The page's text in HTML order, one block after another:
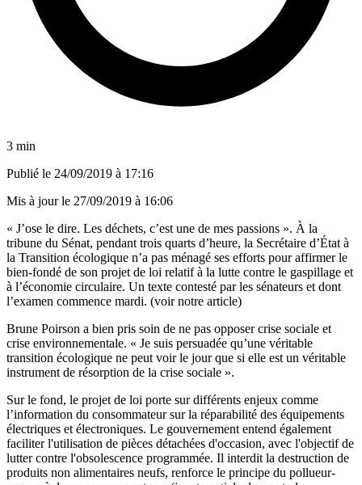
3 min
Publié le 24/09/2019 à 17:16
Mis à jour le 27/09/2019 à 16:06
« J’ose le dire. Les déchets, c’est une de mes passions ». À la
tribune du Sénat, pendant trois quarts d’heure, la Secrétaire d’État à
la Transition écologique n’a pas ménagé ses efforts pour affirmer le
bien-fondé de son projet de loi relatif à la lutte contre le gaspillage et
à l’économie circulaire. Un texte contesté par les sénateurs et dont
l’examen commence mardi. (voir notre article)
Brune Poirson a bien pris soin de ne pas opposer crise sociale et
crise environnementale. « Je suis persuadée qu’une véritable
transition écologique ne peut voir le jour que si elle est un véritable
instrument de résorption de la crise sociale ».
Sur le fond, le projet de loi porte sur différents enjeux comme
l’information du consommateur sur la réparabilité des équipements
électriques et électroniques. Le gouvernement entend également
faciliter l'utilisation de pièces détachées d'occasion, avec l'objectif de
lutter contre l'obsolescence programmée. Il interdit la destruction de
produits non alimentaires neufs, renforce le principe du pollueur-